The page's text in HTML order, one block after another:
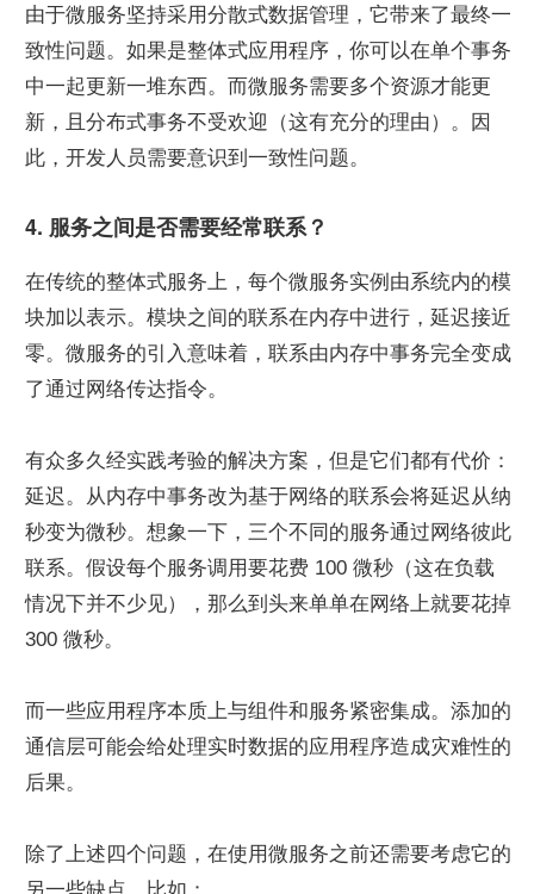
由于微服务坚持采用分散式数据管理，它带来了最终一
致性问题。如果是整体式应用程序，你可以在单个事务
中一起更新一堆东西。而微服务需要多个资源才能更
新，且分布式事务不受欢迎（这有充分的理由）。因
此，开发人员需要意识到一致性问题。
4. 服务之间是否需要经常联系？
在传统的整体式服务上，每个微服务实例由系统内的模
块加以表示。模块之间的联系在内存中进行，延迟接近
零。微服务的引入意味着，联系由内存中事务完全变成
了通过网络传达指令。
有众多久经实践考验的解决方案，但是它们都有代价：
延迟。从内存中事务改为基于网络的联系会将延迟从纳
秒变为微秒。想象一下，三个不同的服务通过网络彼此
联系。假设每个服务调用要花费 100 微秒（这在负载
情况下并不少见），那么到头来单单在网络上就要花掉
300 微秒。
而一些应用程序本质上与组件和服务紧密集成。添加的
通信层可能会给处理实时数据的应用程序造成灾难性的
后果。
除了上述四个问题，在使用微服务之前还需要考虑它的